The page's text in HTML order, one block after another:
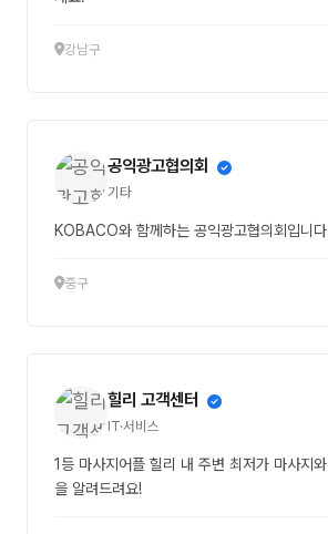
강남구
공익광고협의회
기타
KOBACO와 함께하는 공익광고협의회입니
중구
힐리 고객센터
IT·서비스
1등 마사지어플 힐리 내 주변 최저가 마사지
을 알려드려요!